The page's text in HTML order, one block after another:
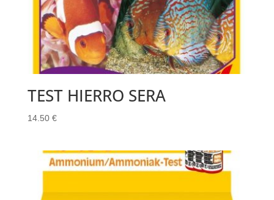
TEST HIERRO SERA
14.50 €